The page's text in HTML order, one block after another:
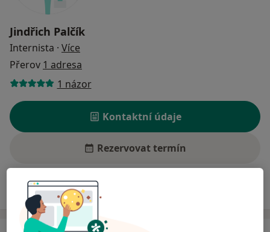
Jindřich Palčík
Internista · Více
Přerov 1 adresa
1 názor
Kontaktní údaje
Rezervovat termín
Ceník Adresy